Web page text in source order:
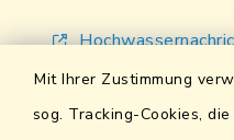
Mit Ihrer Zustimmung
sog. Tracking-Cookies,
UmweltAtlas